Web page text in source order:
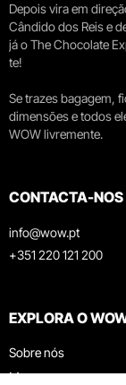
Depois vira em
Cândido dos Reis e
já o The Chocolate
te!
Se trazes bagagem,
dimensões e todos
WOW livremente.
CONTACTA-NOS
info@wow.pt
+351 220 121 200
EXPLORA O
Sobre nós
Museus